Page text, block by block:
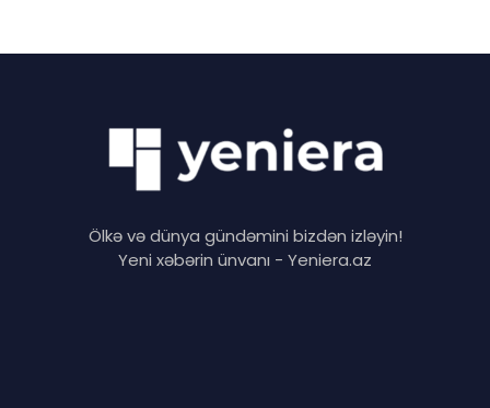
Ölkə və dünya gündəmini bizdən izləyin!
Yeni xəbərin ünvanı - Yeniera.az